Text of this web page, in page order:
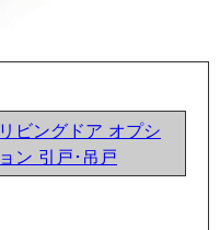
リビングドア オプシ
ョン 引戸･吊戸